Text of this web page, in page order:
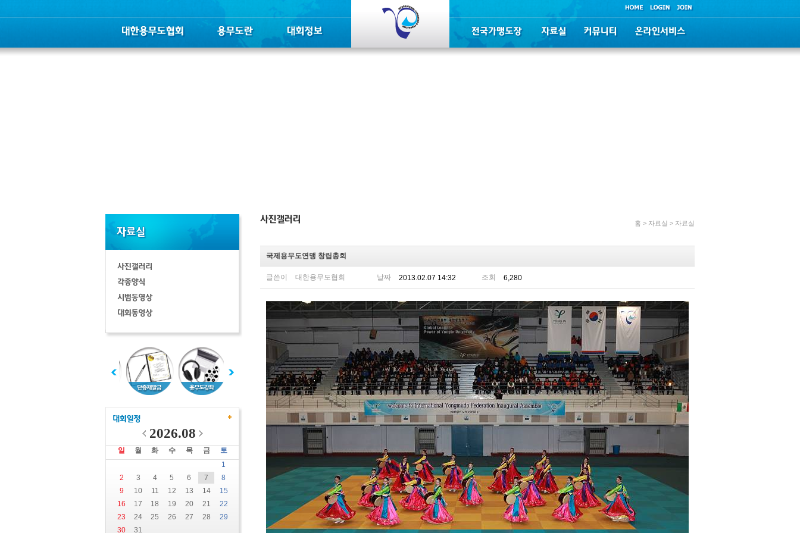
2026.08
일 월 화 수 목 금
토
1
2
3 4 5 6 7
8
9
10 11 12 13 14
15
16
17 18 19 20 21
22
23
24 25 26 27 28
29
30
31
홈 > 자료실 > 자료실
국제용무도연맹 창립총회
글쓴이 대한용무도협회 날짜 2013.02.07 14:32 조회 6,280